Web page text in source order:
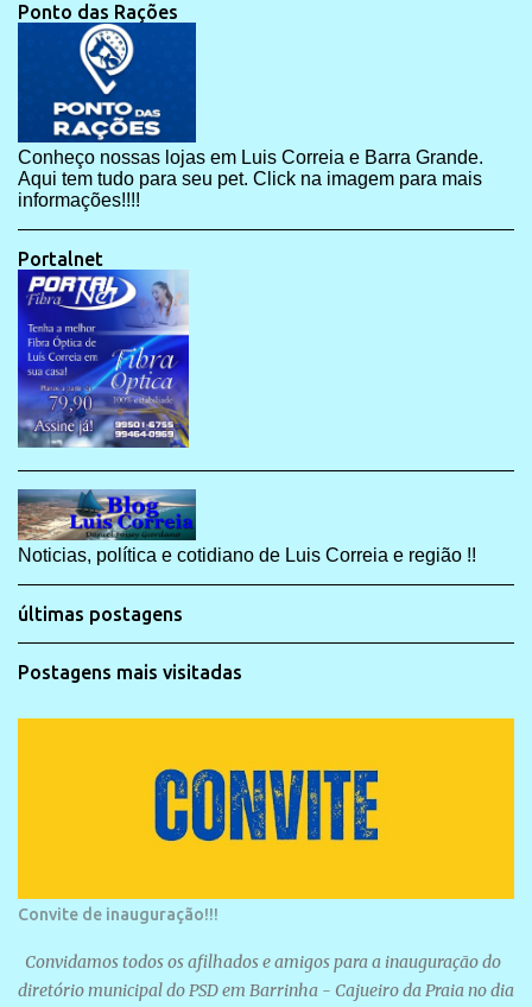
Ponto das Rações
Conheço nossas lojas em Luis Correia e Barra Grande.
Aqui tem tudo para seu pet. Click na imagem para mais
informações!!!!
Portalnet
Noticias, política e cotidiano de Luis Correia e região !!
últimas postagens
Postagens mais visitadas
Convite de inauguração!!!
Convidamos todos os afilhados e amigos para a inauguração do
diretório municipal do PSD em Barrinha - Cajueiro da Praia no dia